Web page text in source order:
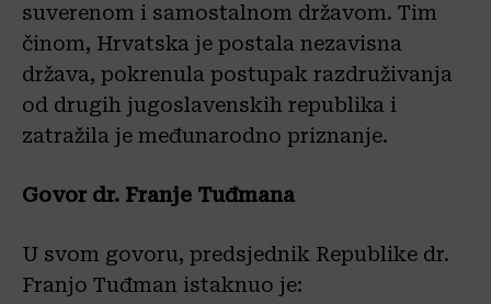
suverenom i samostalnom državom. Tim
činom, Hrvatska je postala nezavisna
država, pokrenula postupak razdruživanja
od drugih jugoslavenskih republika i
zatražila je međunarodno priznanje.
Govor dr. Franje Tuđmana
U svom govoru, predsjednik Republike dr.
Franjo Tuđman istaknuo je: